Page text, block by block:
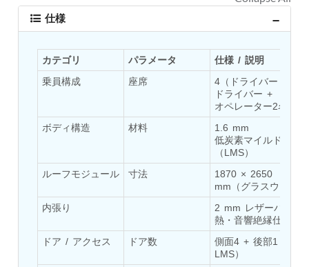
Environment
Doppler Vor Test Rack
Oxygen Gas Boosting Station
Chemical Cleaning Bay
Oxygen Boosting System For Oxygen Generation
Advanced Test & Calibration Bench for Integrated
Fuel Pump and Controller in Aircraft Engines
Vehicle-Mounted Expandable Battery Command
Post (BCP)
Universal Self-Generating Nitrogen Service Cart
(U-SGNSC)
Mobile Aviation 400Hz Load Bank (Air-Cooled &
Water-Cooled Versions)
Aerospace Hydraulic Pump / Motor Test Bench
仕様
カテゴリ パラメータ
仕様 / 説明
乗員構成
座席
4（ドライバー + コ
ドライバー +
オペレーター2名）
ボディ構造
材料
1.6 mm
低炭素マイルドスチ
（LMS）
ルーフモジュール
寸法
1870 × 2650
mm（グラスウール
内張り
2 mm レザーパッド
熱・音響絶縁仕様
ドア / アクセス
ドア数
側面4 + 後部1（1.6
LMS）